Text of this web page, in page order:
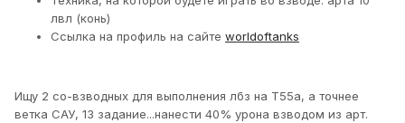
лвл (конь)
Ссылка на профиль на сайте worldoftanks
Ищу 2 со-взводных для выполнения лбз на Т55а, а точнее
ветка САУ, 13 задание...нанести 40% урона взводом из арт.